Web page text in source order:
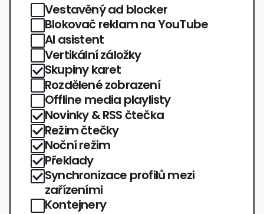
Vestavěný ad blocker
Blokovač reklam na YouTube
AI asistent
Vertikální záložky
Skupiny karet
Rozdělené zobrazení
Offline media playlisty
Novinky & RSS čtečka
Režim čtečky
Noční režim
Překlady
Synchronizace profilů mezi
zařízeními
Kontejnery